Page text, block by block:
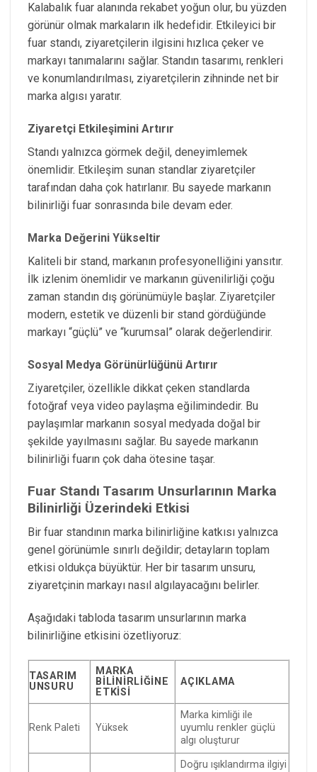
Kalabalık fuar alanında rekabet yoğun olur, bu yüzden
görünür olmak markaların ilk hedefidir. Etkileyici bir
fuar standı, ziyaretçilerin ilgisini hızlıca çeker ve
markayı tanımalarını sağlar. Standın tasarımı, renkleri
ve konumlandırılması, ziyaretçilerin zihninde net bir
marka algısı yaratır.
Ziyaretçi Etkileşimini Artırır
Standı yalnızca görmek değil, deneyimlemek
önemlidir. Etkileşim sunan standlar ziyaretçiler
tarafından daha çok hatırlanır. Bu sayede markanın
bilinirliği fuar sonrasında bile devam eder.
Marka Değerini Yükseltir
Kaliteli bir stand, markanın profesyonelliğini yansıtır.
İlk izlenim önemlidir ve markanın güvenilirliği çoğu
zaman standın dış görünümüyle başlar. Ziyaretçiler
modern, estetik ve düzenli bir stand gördüğünde
markayı “güçlü” ve “kurumsal” olarak değerlendirir.
Sosyal Medya Görünürlüğünü Artırır
Ziyaretçiler, özellikle dikkat çeken standlarda
fotoğraf veya video paylaşma eğilimindedir. Bu
paylaşımlar markanın sosyal medyada doğal bir
şekilde yayılmasını sağlar. Bu sayede markanın
bilinirliği fuarın çok daha ötesine taşar.
Fuar Standı Tasarım Unsurlarının Marka
Bilinirliği Üzerindeki Etkisi
Bir fuar standının marka bilinirliğine katkısı yalnızca
genel görünümle sınırlı değildir; detayların toplam
etkisi oldukça büyüktür. Her bir tasarım unsuru,
ziyaretçinin markayı nasıl algılayacağını belirler.
Aşağıdaki tabloda tasarım unsurlarının marka
bilinirliğine etkisini özetliyoruz:
TASARIM
UNSURU
MARKA
BILINIRLIĞINE
ETKISI
AÇIKLAMA
Renk Paleti Yüksek
Marka kimliği ile
uyumlu renkler güçlü
algı oluşturur
Doğru ışıklandırma ilgiyi